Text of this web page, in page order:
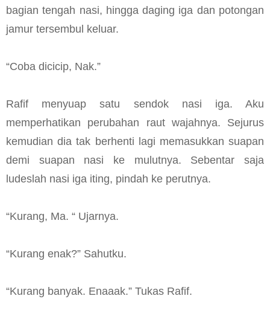
bagian tengah nasi, hingga daging iga dan potongan
jamur tersembul keluar.
“Coba dicicip, Nak.”
Rafif menyuap satu sendok nasi iga. Aku
memperhatikan perubahan raut wajahnya. Sejurus
kemudian dia tak berhenti lagi memasukkan suapan
demi suapan nasi ke mulutnya. Sebentar saja
ludeslah nasi iga iting, pindah ke perutnya.
“Kurang, Ma. “ Ujarnya.
“Kurang enak?” Sahutku.
“Kurang banyak. Enaaak.” Tukas Rafif.